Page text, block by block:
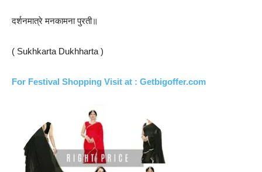
दर्शनमात्रे मनकामना पुरती॥
( Sukhkarta Dukhharta )
For Festival Shopping Visit at : Getbigoffer.com